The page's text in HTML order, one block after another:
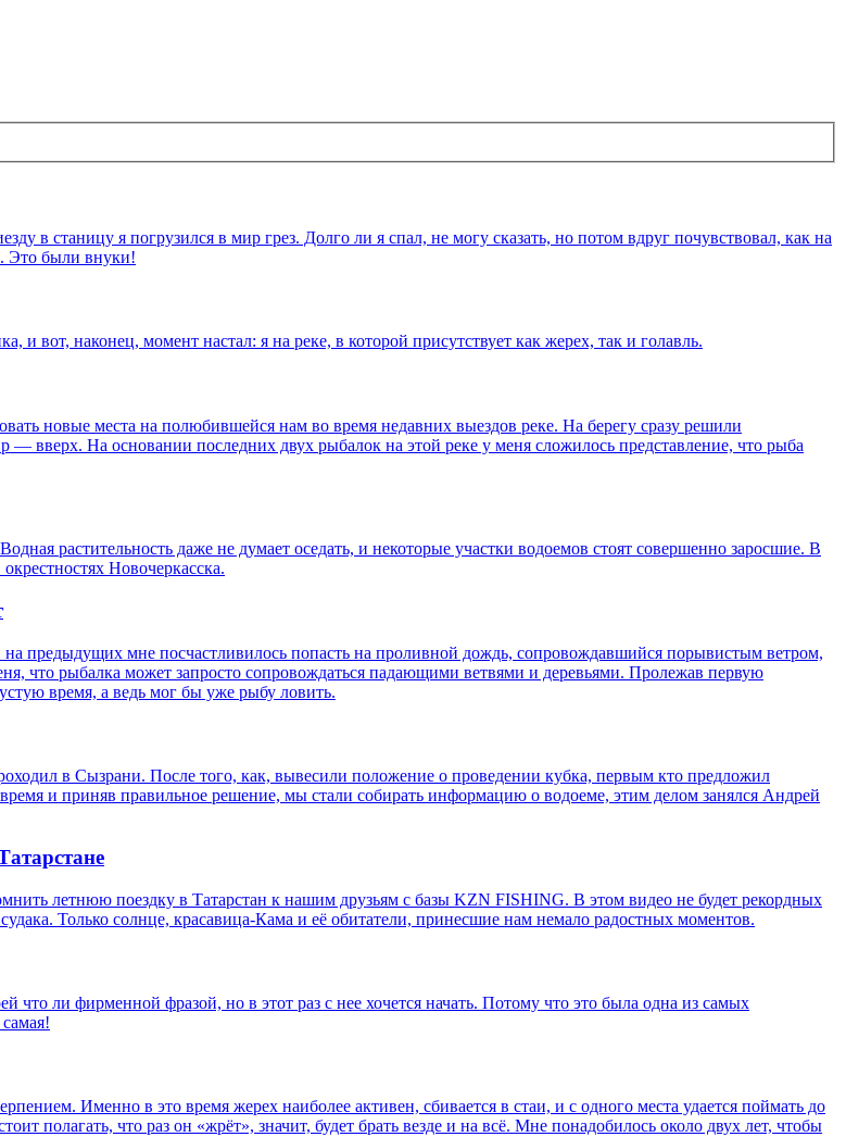
в станицу я погрузился в мир грез. Долго ли я спал, не могу сказать, но потом вдруг почувствовал, как на
Это были внуки!
вот, наконец, момент настал: я на реке, в которой присутствует как жерех, так и голавль.
новые места на полюбившейся нам во время недавних выездов реке. На берегу сразу решили
На основании последних двух рыбалок на этой реке у меня сложилось представление, что рыба
растительность даже не думает оседать, и некоторые участки водоемов стоят совершенно заросшие. В
Новочеркасска.
предыдущих мне посчастливилось попасть на проливной дождь, сопровождавшийся порывистым ветром,
что рыбалка может запросто сопровождаться падающими ветвями и деревьями. Пролежав первую
время, а ведь мог бы уже рыбу ловить.
в Сызрани. После того, как, вывесили положение о проведении кубка, первым кто предложил
и приняв правильное решение, мы стали собирать информацию о водоеме, этим делом занялся Андрей
летнюю поездку в Татарстан к нашим друзьям с базы KZN FISHING. В этом видео не будет рекордных
Только солнце, красавица-Кама и её обитатели, принесшие нам немало радостных моментов.
что ли фирменной фразой, но в этот раз с нее хочется начать. Потому что это была одна из самых
Именно в это время жерех наиболее активен, сбивается в стаи, и с одного места удается поймать до
полагать, что раз он «жрёт», значит, будет брать везде и на всё. Мне понадобилось около двух лет, чтобы